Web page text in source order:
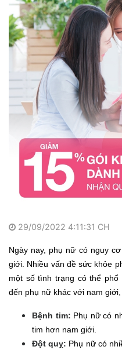
29/09/2022 4:11:31 CH
Ngày nay, phụ nữ có nguy
giới . Nhiều vấn đề sức khỏe
một số tình trạng có thể
đến phụ nữ khác với nam
Bệnh tim: Phụ nữ có
tim hơn nam giới.
Đột quỵ: Phụ nữ có